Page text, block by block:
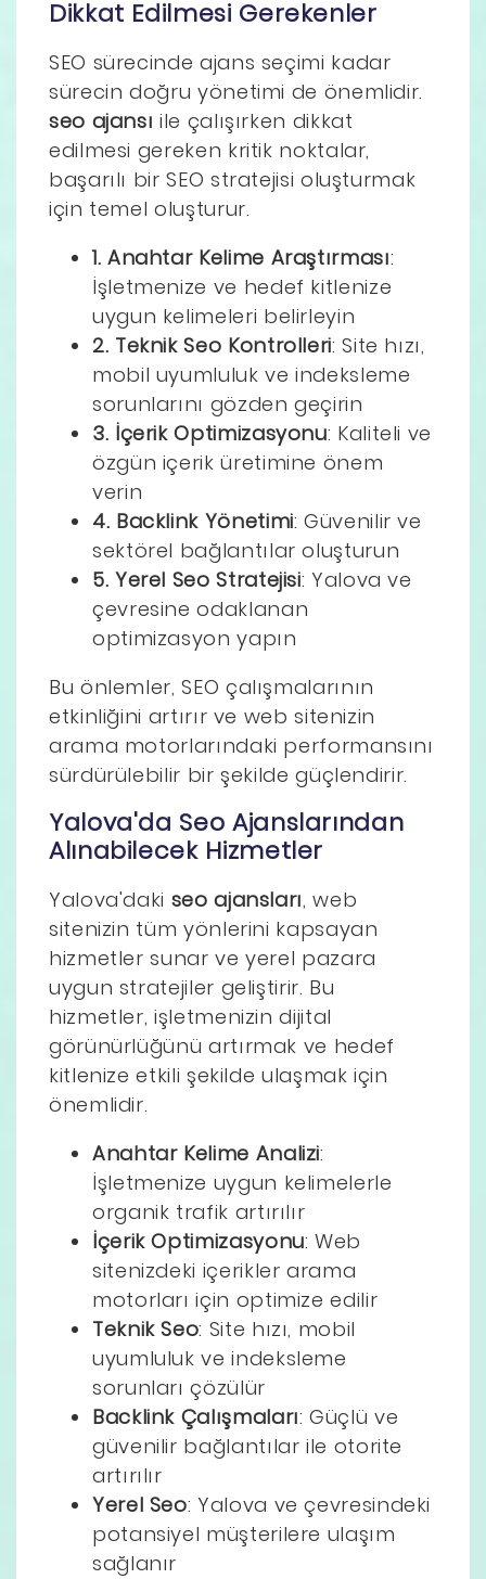
Dikkat Edilmesi Gerekenler
SEO sürecinde ajans seçimi kadar
sürecin doğru yönetimi de önemlidir.
seo ajansı ile çalışırken dikkat
edilmesi gereken kritik noktalar,
başarılı bir SEO stratejisi oluşturmak
için temel oluşturur.
1. Anahtar Kelime Araştırması:
İşletmenize ve hedef kitlenize
uygun kelimeleri belirleyin
2. Teknik Seo Kontrolleri: Site hızı,
mobil uyumluluk ve indeksleme
sorunlarını gözden geçirin
3. İçerik Optimizasyonu: Kaliteli ve
özgün içerik üretimine önem
verin
4. Backlink Yönetimi: Güvenilir ve
sektörel bağlantılar oluşturun
5. Yerel Seo Stratejisi: Yalova ve
çevresine odaklanan
optimizasyon yapın
Bu önlemler, SEO çalışmalarının
etkinliğini artırır ve web sitenizin
arama motorlarındaki performansını
sürdürülebilir bir şekilde güçlendirir.
Yalova'da Seo Ajanslarından
Alınabilecek Hizmetler
Yalova'daki seo ajansları, web
sitenizin tüm yönlerini kapsayan
hizmetler sunar ve yerel pazara
uygun stratejiler geliştirir. Bu
hizmetler, işletmenizin dijital
görünürlüğünü artırmak ve hedef
kitlenize etkili şekilde ulaşmak için
önemlidir.
Anahtar Kelime Analizi:
İşletmenize uygun kelimelerle
organik trafik artırılır
İçerik Optimizasyonu: Web
sitenizdeki içerikler arama
motorları için optimize edilir
Teknik Seo: Site hızı, mobil
uyumluluk ve indeksleme
sorunları çözülür
Backlink Çalışmaları: Güçlü ve
güvenilir bağlantılar ile otorite
artırılır
Yerel Seo: Yalova ve çevresindeki
potansiyel müşterilere ulaşım
sağlanır